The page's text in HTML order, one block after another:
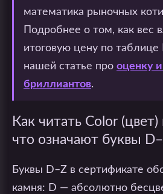
математика рыночных
Подробнее о том, как вес
итоговую цену по таблице
нашей статье про оценку
бриллиантов.
Как читать Color
что означают буквы
Буквы D–Z в сертификате
камня: D — абсолютно